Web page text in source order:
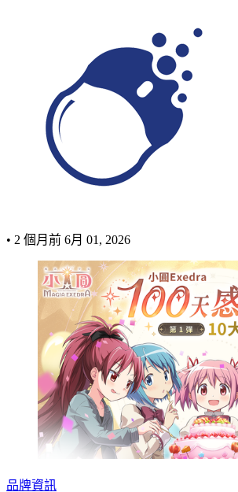
• 2 個月前 6月 01, 2026
品牌資訊